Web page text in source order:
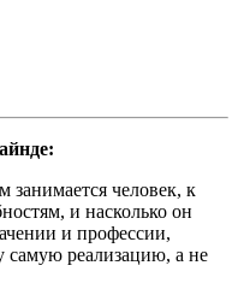
человек, к
и насколько он
и профессии,
самую реализацию, а не